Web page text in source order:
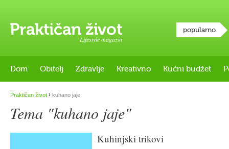
Lifestyle magazin
popularno
Dom Obitelj Zdravlje Kreativno Kućni budžet
Praktičan život › kuhano jaje
Tema "kuhano jaje"
Kuhinjski trikovi